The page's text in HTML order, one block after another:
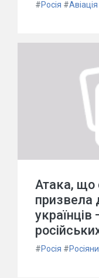
#Росія #Авіація
Атака, що
призвела
українців
#Росія #Росіяни